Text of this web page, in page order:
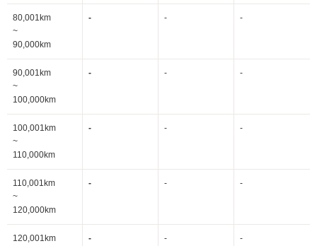
80,001km
~
90,000km
- - -
90,001km
~
100,000km
- - -
100,001km
~
110,000km
- - -
110,001km
~
120,000km
- - -
120,001km
- - -